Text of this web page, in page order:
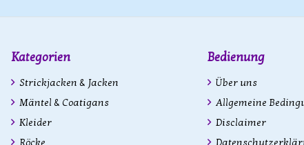
Kategorien
Strickjacken & Jacken
Mäntel & Coatigans
Kleider
Bedienung
Über uns
Allgemeine
Disclaimer